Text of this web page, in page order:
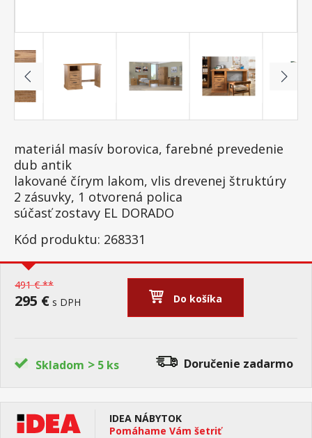
materiál masív borovica, farebné prevedenie
dub antik
lakované čírym lakom, vlis drevenej štruktúry
2 zásuvky, 1 otvorená polica
súčasť zostavy EL DORADO
Kód produktu: 268331
491 € **
295 € s DPH Do košíka
Skladom > 5 ks Doručenie zadarmo
IDEA NÁBYTOK
Pomáhame Vám šetriť